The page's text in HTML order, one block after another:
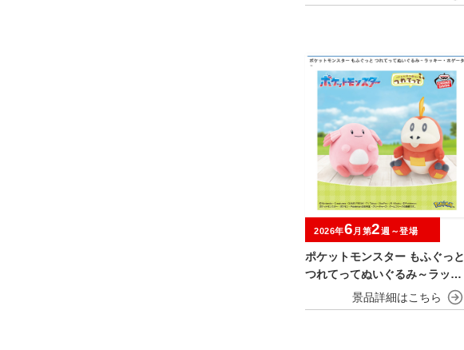
ポケットモンスター もふぐっと
つれてってぬいぐるみ～ラッキ
ー・ホゲータ～
2026年6 月第2週～登場